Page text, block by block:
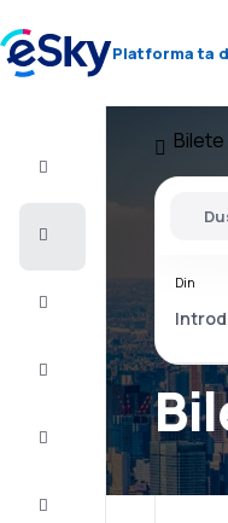
Platforma ta
2026/27
Din